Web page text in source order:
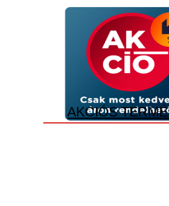
AKCIÓS